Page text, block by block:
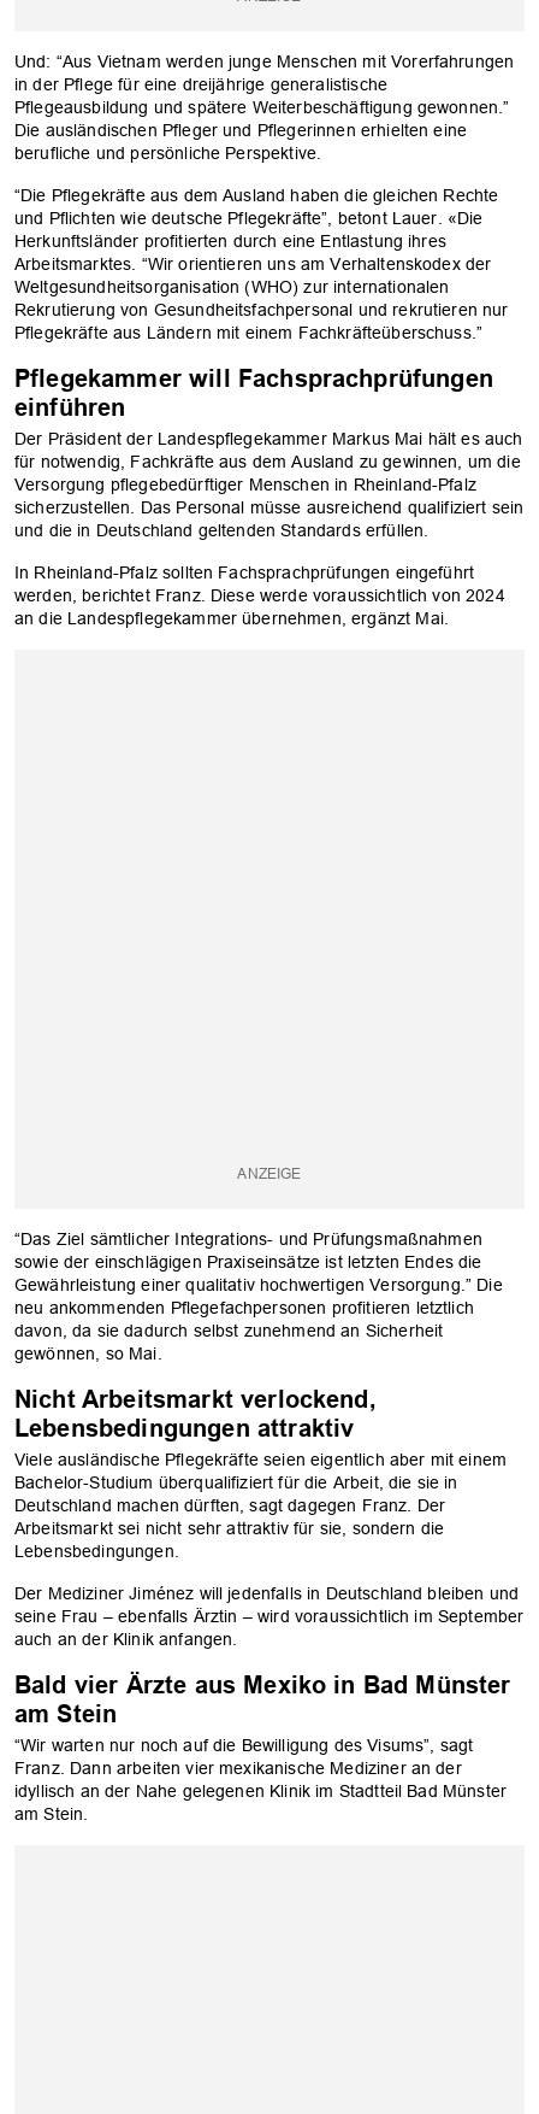
OK
Und: “Aus Vietnam werden junge Menschen mit Vorerfahrungen
in der Pflege für eine dreijährige generalistische
Pflegeausbildung und spätere Weiterbeschäftigung gewonnen.”
Die ausländischen Pfleger und Pflegerinnen erhielten eine
berufliche und persönliche Perspektive.
“Die Pflegekräfte aus dem Ausland haben die gleichen Rechte
und Pflichten wie deutsche Pflegekräfte”, betont Lauer. «Die
Herkunftsländer profitierten durch eine Entlastung ihres
Arbeitsmarktes. “Wir orientieren uns am Verhaltenskodex der
Weltgesundheitsorganisation (WHO) zur internationalen
Rekrutierung von Gesundheitsfachpersonal und rekrutieren nur
Pflegekräfte aus Ländern mit einem Fachkräfteüberschuss.”
Pflegekammer will Fachsprachprüfungen
einführen
Der Präsident der Landespflegekammer Markus Mai hält es auch
für notwendig, Fachkräfte aus dem Ausland zu gewinnen, um die
Versorgung pflegebedürftiger Menschen in Rheinland-Pfalz
sicherzustellen. Das Personal müsse ausreichend qualifiziert sein
und die in Deutschland geltenden Standards erfüllen.
In Rheinland-Pfalz sollten Fachsprachprüfungen eingeführt
werden, berichtet Franz. Diese werde voraussichtlich von 2024
an die Landespflegekammer übernehmen, ergänzt Mai.
“Das Ziel sämtlicher Integrations- und Prüfungsmaßnahmen
sowie der einschlägigen Praxiseinsätze ist letzten Endes die
Gewährleistung einer qualitativ hochwertigen Versorgung.” Die
neu ankommenden Pflegefachpersonen profitieren letztlich
davon, da sie dadurch selbst zunehmend an Sicherheit
gewönnen, so Mai.
Nicht Arbeitsmarkt verlockend,
Lebensbedingungen attraktiv
Viele ausländische Pflegekräfte seien eigentlich aber mit einem
Bachelor-Studium überqualifiziert für die Arbeit, die sie in
Deutschland machen dürften, sagt dagegen Franz. Der
Arbeitsmarkt sei nicht sehr attraktiv für sie, sondern die
Lebensbedingungen.
Der Mediziner Jiménez will jedenfalls in Deutschland bleiben und
seine Frau – ebenfalls Ärztin – wird voraussichtlich im September
auch an der Klinik anfangen.
Bald vier Ärzte aus Mexiko in Bad Münster
am Stein
“Wir warten nur noch auf die Bewilligung des Visums”, sagt
Franz. Dann arbeiten vier mexikanische Mediziner an der
idyllisch an der Nahe gelegenen Klinik im Stadtteil Bad Münster
am Stein.